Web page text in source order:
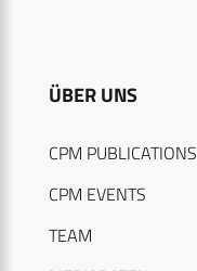
ÜBER UNS
CPM PUBLICATIONS
CPM EVENTS
TEAM